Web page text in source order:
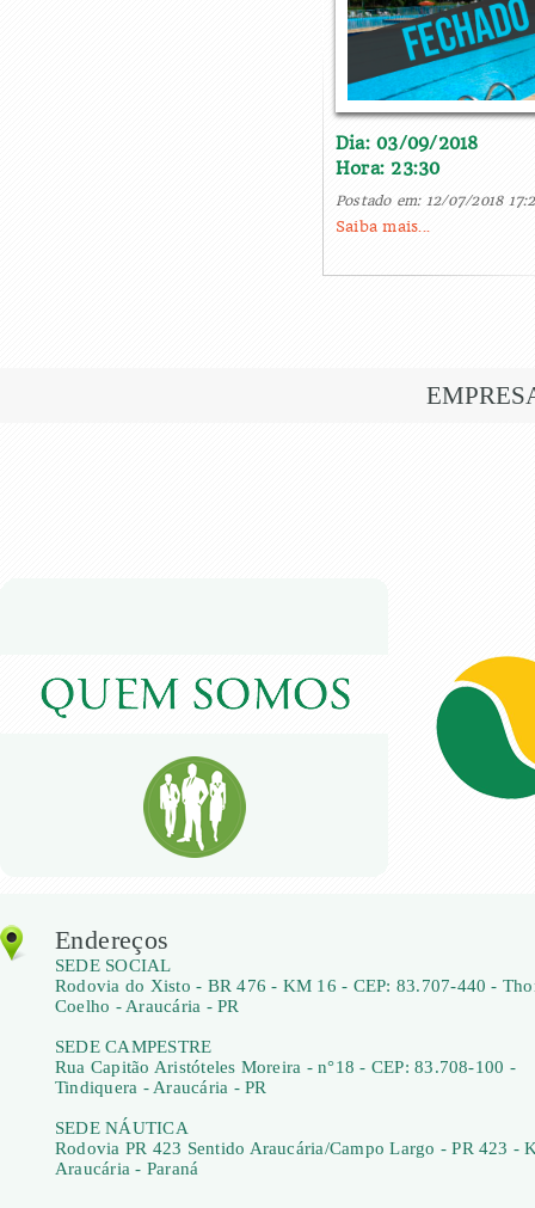
Dia: 03/09/2018
Hora: 23:30
Postado em: 12/07/2018
Saiba mais...
Endereços
SEDE SOCIAL
Rodovia do Xisto - BR 476 - KM 16 - CEP: 83.707-440 -
Coelho - Araucária - PR
SEDE CAMPESTRE
Rua Capitão Aristóteles Moreira - n°18 - CEP: 83.708-100 -
Tindiquera - Araucária - PR
SEDE NÁUTICA
Rodovia PR 423 Sentido Araucária/Campo Largo - PR 423 -
Araucária - Paraná